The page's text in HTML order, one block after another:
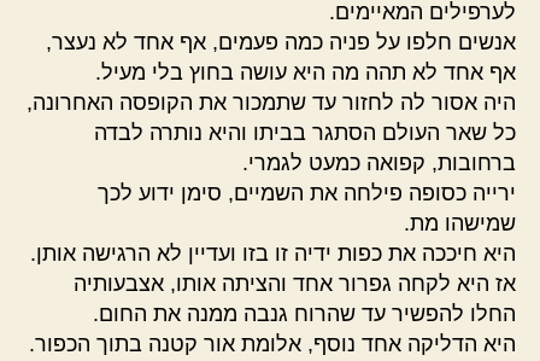
לערפילים המאיימים.
אנשים חלפו על פניה כמה פעמים, אף אחד לא נעצר,
אף אחד לא תהה מה היא עושה בחוץ בלי מעיל.
היה אסור לה לחזור עד שתמכור את הקופסה האחרונה,
כל שאר העולם הסתגר בביתו והיא נותרה לבדה
ברחובות, קפואה כמעט לגמרי.
ירייה כסופה פילחה את השמיים, סימן ידוע לכך
שמישהו מת.
היא חיככה את כפות ידיה זו בזו ועדיין לא הרגישה אותן.
אז היא לקחה גפרור אחד והציתה אותו, אצבעותיה
החלו להפשיר עד שהרוח גנבה ממנה את החום.
היא הדליקה אחד נוסף, אלומת אור קטנה בתוך הכפור.